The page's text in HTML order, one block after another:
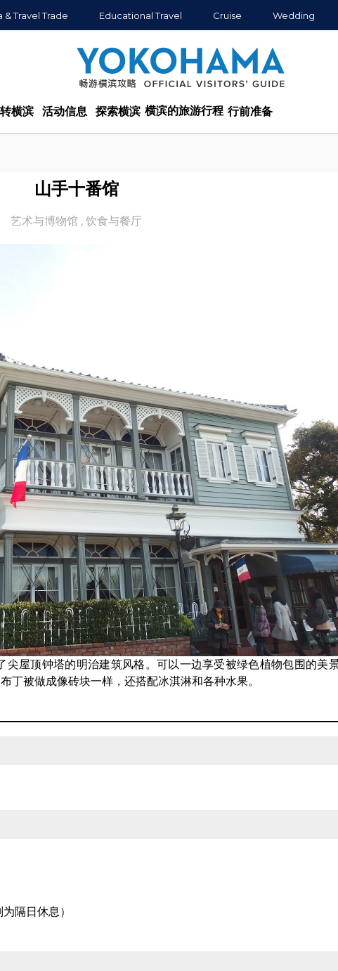
& Travel Trade Educational Travel Cruise Wedding
横滨 活动信息 探索横滨 横滨的旅游行程 行前准备
山手十番馆
艺术与博物馆 , 饮食与餐厅
尖屋顶钟塔的明治建筑风格。可以一边享受被绿色植物包围的美
丁被做成像砖块一样，还搭配冰淇淋和各种水果。
隔日休息）